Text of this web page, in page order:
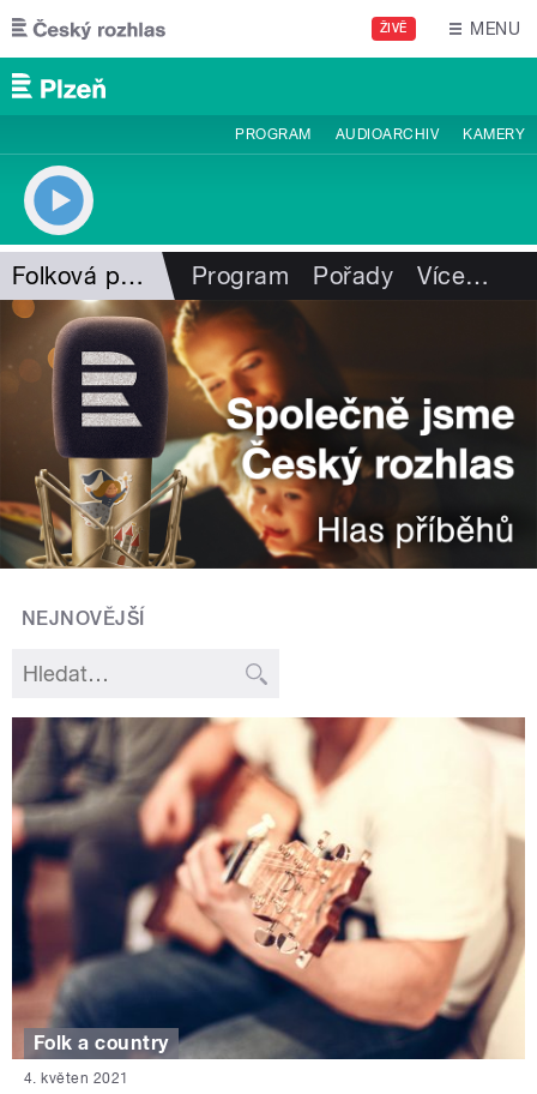
Přejít k hlavnímu obsahu
ŽIVĚ MENU
PROGRAM AUDIOARCHIV KAMERY
Folková pohlazení Program Pořady Více…
NEJNOVĚJŠÍ
Folk a country
4. květen 2021